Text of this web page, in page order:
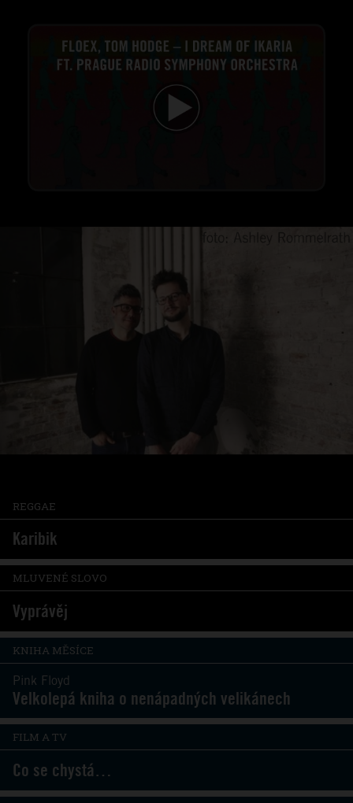
REGGAE
Karibik
MLUVENÉ SLOVO
Vyprávěj
KNIHA MĚSÍCE
Pink Floyd
Velkolepá kniha o nenápadných velikánech
FILM A TV
Co se chystá…